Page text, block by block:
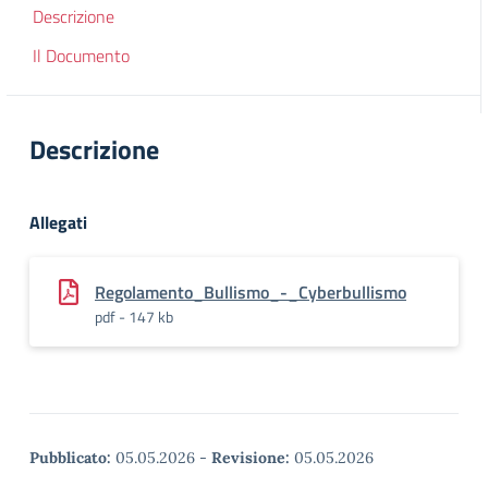
Descrizione
Il Documento
Descrizione
Allegati
Regolamento_Bullismo_-_Cyberbullismo
pdf - 147 kb
Pubblicato: 05.05.2026 - Revisione: 05.05.2026